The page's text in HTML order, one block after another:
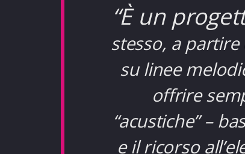
“È un
stesso, a
su linee
offrire
“acustiche” –
e il ricorso